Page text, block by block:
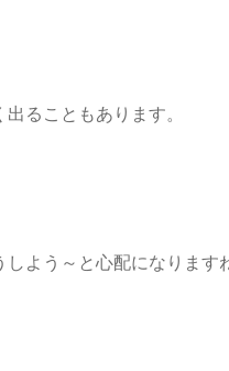
ることもあります。
よう～と心配になります